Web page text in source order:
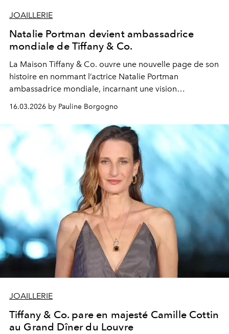
JOAILLERIE
Natalie Portman devient ambassadrice
mondiale de Tiffany & Co.
La Maison Tiffany & Co. ouvre une nouvelle page de son
histoire en nommant l’actrice Natalie Portman
ambassadrice mondiale, incarnant une vision
contemporaine de l’élégance, de l’authenticité et de
16.03.2026 by Pauline Borgogno
JOAILLERIE
Tiffany & Co. pare en majesté Camille Cottin
au Grand Dîner du Louvre